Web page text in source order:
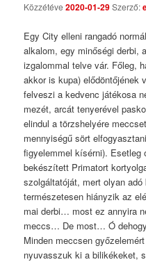
Közzétéve2020-01-29Szerző:
Egy City elleni rangadó
alkalom, egy minőségi derbi,
izgalommal telve vár. Főleg,
akkor is kupa) elődöntőjének
felveszi a kedvenc játékosa
mezét, arcát tenyerével
elindul a törzshelyére
mennyiségű sört
figyelemmel kísérni). Esetleg
bekészített Primatort
szolgáltatóját, mert olyan
természetesen hiányzik az
mai derbi… most ez annyira
meccs… De most… Ó
Minden meccsen
nyuvasszuk ki a bilikékeket,